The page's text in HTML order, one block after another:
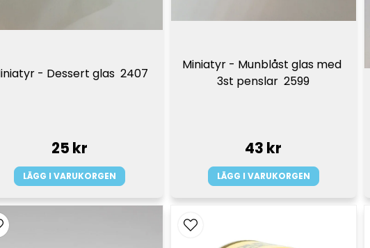
- Dessert glas  2407
25 kr
LÄGG I VARUKORGEN
Miniatyr - Munblåst glas med
3st penslar  2599
43 kr
LÄGG I VARUKORGEN